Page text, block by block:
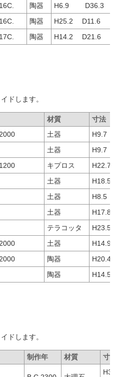
陶器
H6.9 D36.3
陶器
H25.2 D11.6
陶器 H14.2 D21.6
ドします。
材質
寸法（
土器
土器
キプロス
H22.7
土器
土器
H8.5
土器
テラコッタ
土器
H14.9
陶器
陶器
ドします。
制作年 材質 寸